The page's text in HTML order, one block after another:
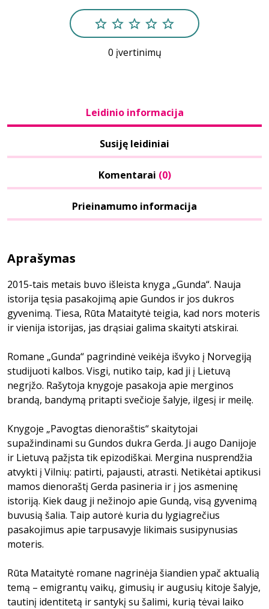
0 įvertinimų
Leidinio informacija
Susiję leidiniai
Komentarai (0)
Prieinamumo informacija
Aprašymas
2015-tais metais buvo išleista knyga „Gunda“. Nauja
istorija tęsia pasakojimą apie Gundos ir jos dukros
gyvenimą. Tiesa, Rūta Mataitytė teigia, kad nors moteris
ir vienija istorijas, jas drąsiai galima skaityti atskirai.
Romane „Gunda“ pagrindinė veikėja išvyko į Norvegiją
studijuoti kalbos. Visgi, nutiko taip, kad ji į Lietuvą
negrįžo. Rašytoja knygoje pasakoja apie merginos
brandą, bandymą pritapti svečioje šalyje, ilgesį ir meilę.
Knygoje „Pavogtas dienoraštis“ skaitytojai
supažindinami su Gundos dukra Gerda. Ji augo Danijoje
ir Lietuvą pažįsta tik epizodiškai. Mergina nusprendžia
atvykti į Vilnių: patirti, pajausti, atrasti. Netikėtai aptikusi
mamos dienoraštį Gerda pasineria ir į jos asmeninę
istoriją. Kiek daug ji nežinojo apie Gundą, visą gyvenimą
buvusią šalia. Taip autorė kuria du lygiagrečius
pasakojimus apie tarpusavyje likimais susipynusias
moteris.
Rūta Mataitytė romane nagrinėja šiandien ypač aktualią
temą – emigrantų vaikų, gimusių ir augusių kitoje šalyje,
tautinį identitetą ir santykį su šalimi, kurią tėvai laiko